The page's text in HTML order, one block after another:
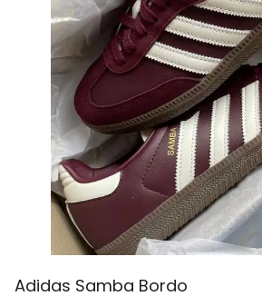
Adidas Samba Bordo